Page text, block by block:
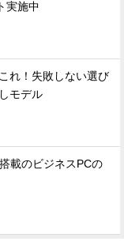
実施中
れ！失敗しない選び
モデル
載のビジネスPCの